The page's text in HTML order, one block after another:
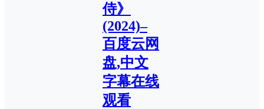
侍》
(2024)–
百度云网
盘,中文
字幕在线
观看